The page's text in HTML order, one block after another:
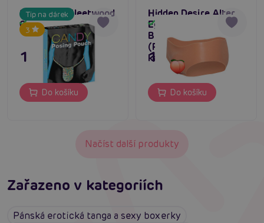
Tip na dárek
3
Spencer & Fleetwood
Candy posing pouch
Skladem
179 Kč
Do košíku
Hidden Desire Alter
Ego Open Vagina
Brief Low Waist
(Flesh), silikonové
kalhotky s vaginou
1 695 Kč
Do košíku
Načíst další produkty
Zařazeno v kategoriích
Pánská erotická tanga a sexy boxerky